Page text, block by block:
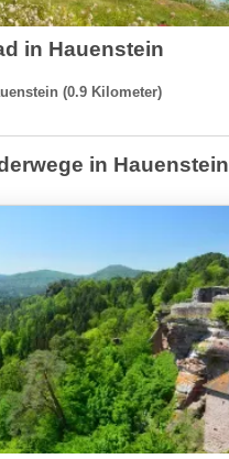
in Hauenstein
(0.9 Kilometer)
in Hauenstein